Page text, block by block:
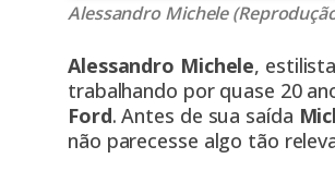
Alessandro Michele
Alessandro Michele,
trabalhando por quase 20
Ford. Antes de sua saída
não parecesse algo tão